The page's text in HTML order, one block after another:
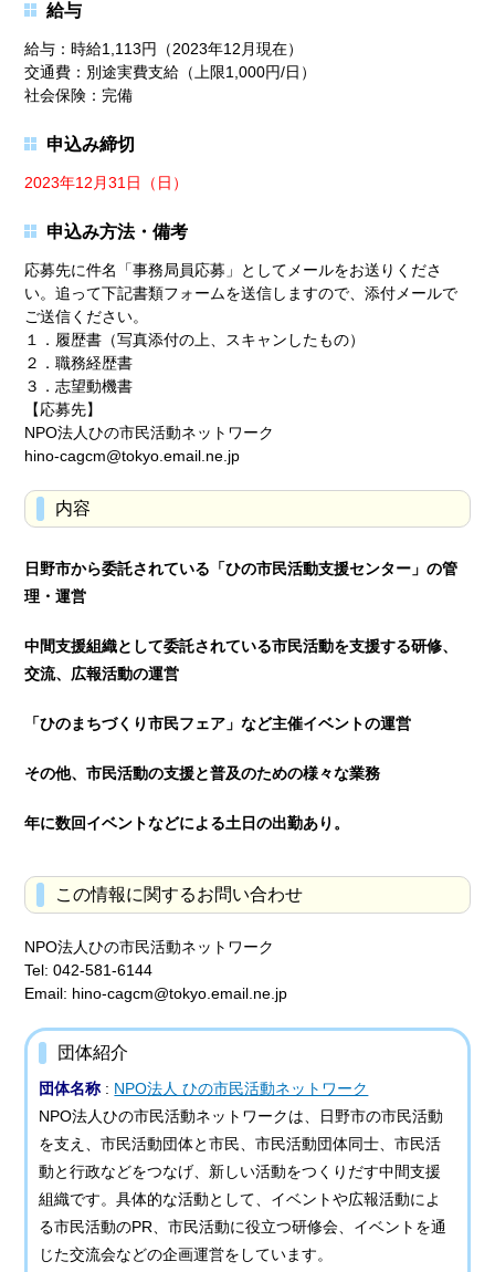
給与
給与：時給1,113円（2023年12月現在）
交通費：別途実費支給（上限1,000円/日）
社会保険：完備
申込み締切
2023年12月31日（日）
申込み方法・備考
応募先に件名「事務局員応募」としてメールをお送りくださ
い。追って下記書類フォームを送信しますので、添付メールで
ご送信ください。
１．履歴書（写真添付の上、スキャンしたもの）
２．職務経歴書
３．志望動機書
【応募先】
NPO法人ひの市民活動ネットワーク
hino-cagcm@tokyo.email.ne.jp
内容
日野市から委託されている「ひの市民活動支援センター」の管
理・運営
中間支援組織として委託されている市民活動を支援する研修、
交流、広報活動の運営
「ひのまちづくり市民フェア」など主催イベントの運営
その他、市民活動の支援と普及のための様々な業務
年に数回イベントなどによる土日の出勤あり。
この情報に関するお問い合わせ
NPO法人ひの市民活動ネットワーク
Tel: 042-581-6144
Email: hino-cagcm@tokyo.email.ne.jp
団体紹介
団体名称 : NPO法人 ひの市民活動ネットワーク
NPO法人ひの市民活動ネットワークは、日野市の市民活動
を支え、市民活動団体と市民、市民活動団体同士、市民活
動と行政などをつなげ、新しい活動をつくりだす中間支援
組織です。具体的な活動として、イベントや広報活動によ
る市民活動のPR、市民活動に役立つ研修会、イベントを通
じた交流会などの企画運営をしています。